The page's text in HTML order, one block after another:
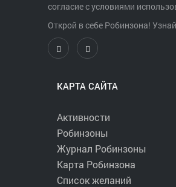
согласие с условиями
Открой в себе Робинзона!
КАРТА САЙТА
Активности
Робинзоны
Журнал Робинзоны
Карта Робинзона
Список желаний